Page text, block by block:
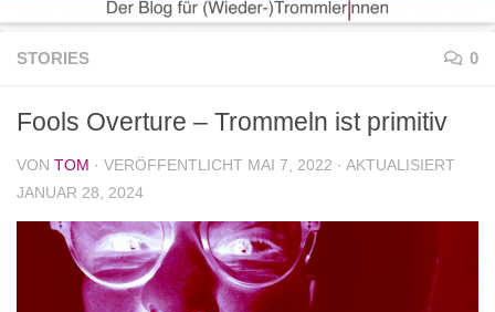
STORIES 0
Fools Overture – Trommeln ist primitiv
VON TOM · VERÖFFENTLICHT MAI 7, 2022 · AKTUALISIERT
JANUAR 28, 2024